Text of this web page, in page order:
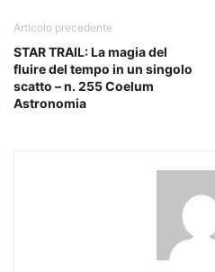
Articolo precedente
STAR TRAIL: La magia del
fluire del tempo in un singolo
scatto – n. 255 Coelum
Astronomia